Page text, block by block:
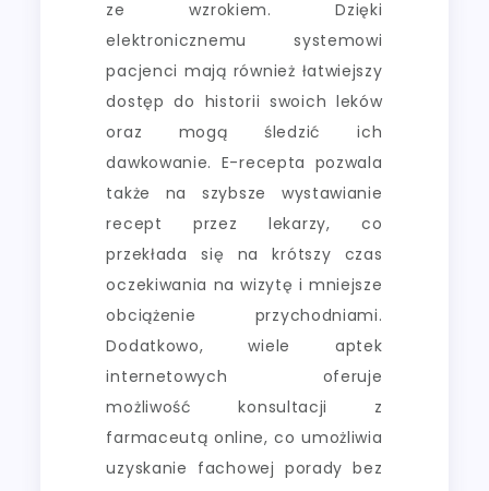
ze wzrokiem. Dzięki
elektronicznemu systemowi
pacjenci mają również łatwiejszy
dostęp do historii swoich leków
oraz mogą śledzić ich
dawkowanie. E-recepta pozwala
także na szybsze wystawianie
recept przez lekarzy, co
przekłada się na krótszy czas
oczekiwania na wizytę i mniejsze
obciążenie przychodniami.
Dodatkowo, wiele aptek
internetowych oferuje
możliwość konsultacji z
farmaceutą online, co umożliwia
uzyskanie fachowej porady bez